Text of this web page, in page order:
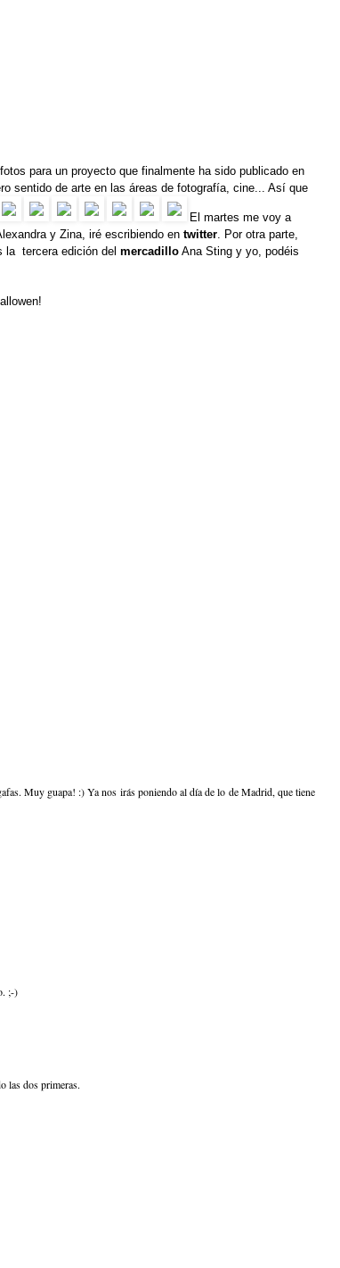
para un proyecto que finalmente ha sido publicado en
sentido de arte en las áreas de fotografía, cine... Así que
El martes me voy a
y Zina , iré escribiendo en twitter . Por otra parte,
la tercera edición del mercadillo Ana Sting y yo, podéis
Muy guapa! :) Ya nos irás poniendo al día de lo de Madrid, que tiene
;-)
las dos primeras.